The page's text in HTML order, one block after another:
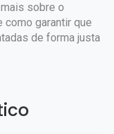
sobre o
garantir que
de forma justa